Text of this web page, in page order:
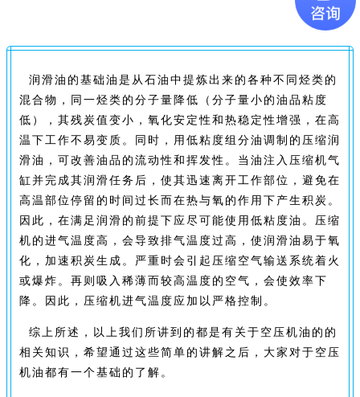
润滑油的基础油是从石油中提炼出来的各种不同烃类的
混合物，同一烃类的分子量降低（分子量小的油品粘度
低），其残炭值变小，氧化安定性和热稳定性增强，在高
温下工作不易变质。同时，用低粘度组分油调制的压缩润
滑油，可改善油品的流动性和挥发性。当油注入压缩机气
缸并完成其润滑任务后，使其迅速离开工作部位，避免在
高温部位停留的时间过长而在热与氧的作用下产生积炭。
因此，在满足润滑的前提下应尽可能使用低粘度油。压缩
机的进气温度高，会导致排气温度过高，使润滑油易于氧
化，加速积炭生成。严重时会引起压缩空气输送系统着火
或爆炸。再则吸入稀薄而较高温度的空气，会使效率下
降。因此，压缩机进气温度应加以严格控制。
综上所述，以上我们所讲到的都是有关于空压机油的的
相关知识，希望通过这些简单的讲解之后，大家对于空压
机油都有一个基础的了解。